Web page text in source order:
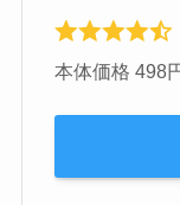
本体価格 498